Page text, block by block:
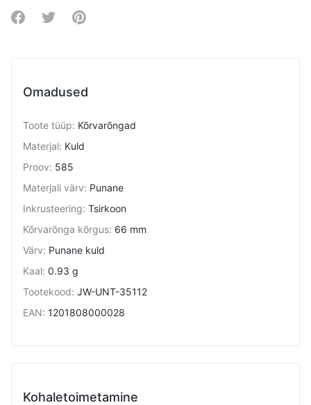
Share on Facebook
Share on Twitter
Share on Pinterest
Omadused
Toote tüüp: Kõrvarõngad
Materjal: Kuld
Proov: 585
Materjali värv: Punane
Inkrusteering: Tsirkoon
Kõrvarõnga kõrgus: 66 mm
Värv: Punane kuld
Kaal: 0.93 g
Tootekood: JW-UNT-35112
EAN: 1201808000028
Kohaletoimetamine